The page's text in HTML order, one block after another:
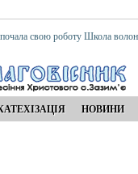
свою роботу Школа
НОВИНИ